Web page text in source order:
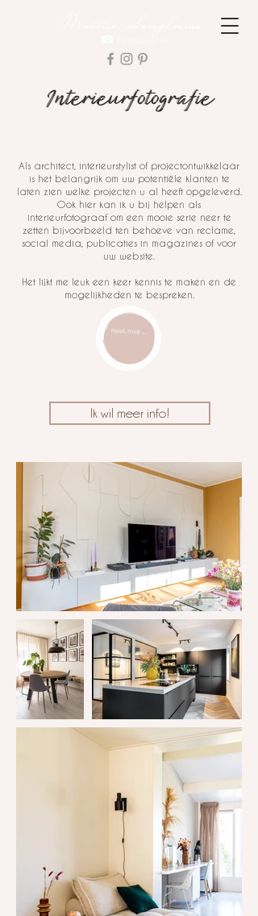
Interieurfotografie
Als architect, interieurstylist of projectontwikkelaar
is het belangrijk om uw potentiële klanten te
laten zien welke projecten u al heeft opgeleverd.
Ook hier kan ik u bij helpen als
interieurfotograaf om een mooie serie neer te
zetten bijvoorbeeld ten behoeve van reclame,
social media, publicaties in magazines of voor
uw website.
Het lijkt me leuk een keer kennis te maken en de
mogelijkheden te bespreken.
Ik wil meer info!